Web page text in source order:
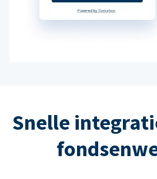
Snelle